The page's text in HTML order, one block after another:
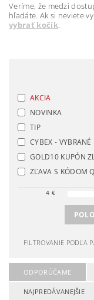
Veríme, že medzi
hľadáte. Ak si neviete
vybrať kočík.
AKCIA
NOVINKA
TIP
CYBEX - VYBRANÉ
GOLD10 KUPÓN
ZĽAVA S KÓDOM
4 €
FILTROVANIE PODĽA
ODPORÚČAME
NAJPREDÁVANEJŠIE